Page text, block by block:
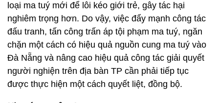
loại ma tuý mới để lôi kéo giới trẻ, gây tác hại
nghiêm trọng hơn. Do vậy, việc đẩy mạnh công tác
đấu tranh, tấn công trấn áp tội phạm ma tuý, ngăn
chặn một cách có hiệu quả nguồn cung ma tuý vào
Đà Nẵng và nâng cao hiệu quả công tác giải quyết
người nghiện trên địa bàn TP cần phải tiếp tục
được thực hiện một cách quyết liệt, đồng bộ.